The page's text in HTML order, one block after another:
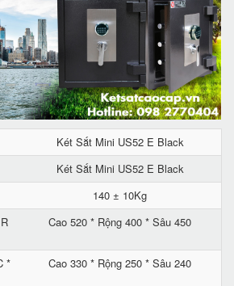
Két Sắt Mini US52 E Black
Két Sắt Mini US52 E Black
140 ± 10Kg
Cao 520 * Rộng 400 * Sâu 450
*
Cao 330 * Rộng 250 * Sâu 240